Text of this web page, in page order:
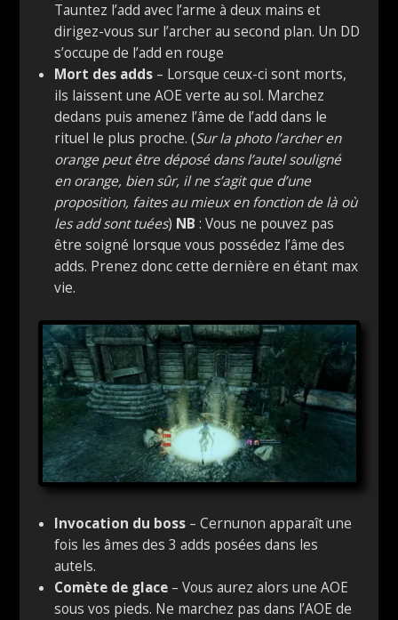
Tauntez l’add avec l’arme à deux mains et
dirigez-vous sur l’archer au second plan. Un DD
s’occupe de l’add en rouge
Mort des adds – Lorsque ceux-ci sont morts,
ils laissent une AOE verte au sol. Marchez
dedans puis amenez l’âme de l’add dans le
rituel le plus proche. (Sur la photo l’archer en
orange peut être déposé dans l’autel souligné
en orange, bien sûr, il ne s’agit que d’une
proposition, faites au mieux en fonction de là où
les add sont tuées) NB: Vous ne pouvez pas
être soigné lorsque vous possédez l’âme des
adds. Prenez donc cette dernière en étant max
vie.
Invocation du boss – Cernunon apparaît une
fois les âmes des 3 adds posées dans les
autels.
Comète de glace – Vous aurez alors une AOE
sous vos pieds. Ne marchez pas dans l’AOE de